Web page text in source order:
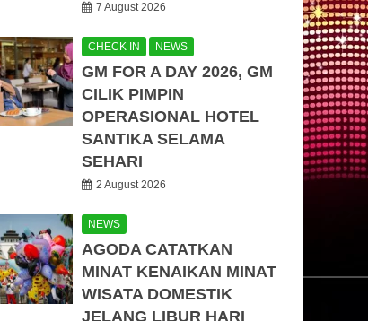
7 August 2026
CHECK IN NEWS
GM FOR A DAY 2026, GM
CILIK PIMPIN
OPERASIONAL HOTEL
SANTIKA SELAMA
SEHARI
2 August 2026
NEWS
AGODA CATATKAN
MINAT KENAIKAN MINAT
WISATA DOMESTIK
JELANG LIBUR HARI